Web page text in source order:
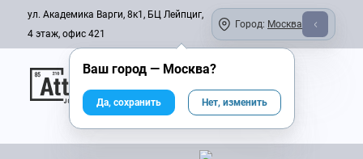
ул. Академика Варги, 8к1, БЦ Лейпциг,
4 этаж, офис 421
Город: Москва
Онлайн-журнал
Ваш город — Москва?
Да, сохранить Нет, изменить